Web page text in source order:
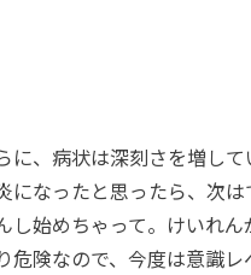
、病状は深刻さを増して
になったと思ったら、次
し始めちゃって。けいれ
危険なので、今度は意識